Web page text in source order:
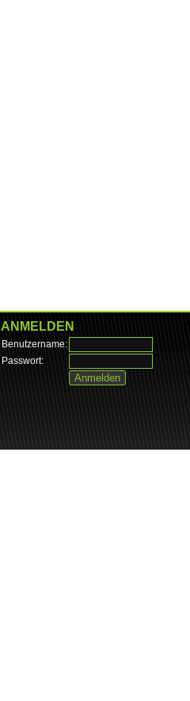
ANMELDEN
Benutzername:
Passwort: